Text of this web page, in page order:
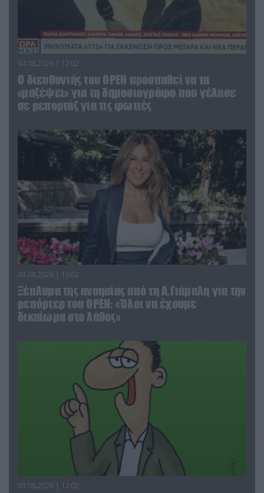
04.08.2026 | 12:02
O διευθυντής του OPEN προσπαθεί να τα
«μαζέψει» για τη δημοσιογράφο που γέλασε
σε ρεπορτάζ για τις φωτιές
03.08.2026 | 19:02
Ξέπλυμα της ανοησίας από τη Α.Γιάμαλη για την
ρεπόρτερ του ΟΡΕΝ: «Όλοι να έχουμε
δικαίωμα στο λάθος»
03.08.2026 | 12:02